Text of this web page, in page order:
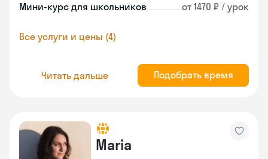
Мини-курс для школьников от 1470 ₽ / урок
Все услуги и цены (4)
Читать дальше Подобрать время
Maria